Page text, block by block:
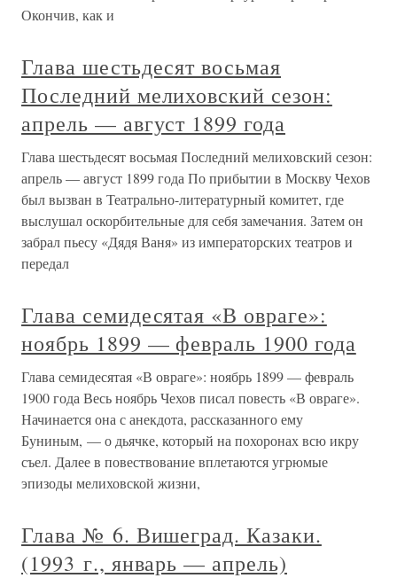
Окончив, как и
Глава шестьдесят восьмая
Последний мелиховский сезон:
апрель — август 1899 года
Глава шестьдесят восьмая Последний мелиховский сезон:
апрель — август 1899 года По прибытии в Москву Чехов
был вызван в Театрально-литературный комитет, где
выслушал оскорбительные для себя замечания. Затем он
забрал пьесу «Дядя Ваня» из императорских театров и
передал
Глава семидесятая «В овраге»:
ноябрь 1899 — февраль 1900 года
Глава семидесятая «В овраге»: ноябрь 1899 — февраль
1900 года Весь ноябрь Чехов писал повесть «В овраге».
Начинается она с анекдота, рассказанного ему
Буниным, — о дьячке, который на похоронах всю икру
съел. Далее в повествование вплетаются угрюмые
эпизоды мелиховской жизни,
Глава № 6. Вишеград. Казаки.
(1993 г., январь — апрель)